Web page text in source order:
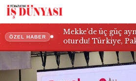
ÖZEL HABER
Mekke’de üç güç
oturdu! Türkiye,